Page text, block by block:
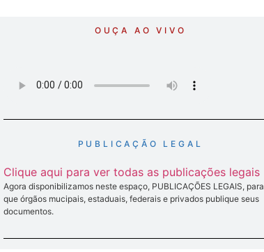
OUÇA AO VIVO
PUBLICAÇÃO LEGAL
Clique aqui para ver todas as publicações legais
Agora disponibilizamos neste espaço, PUBLICAÇÕES LEGAIS, para
que órgãos mucipais, estaduais, federais e privados publique seus
documentos.